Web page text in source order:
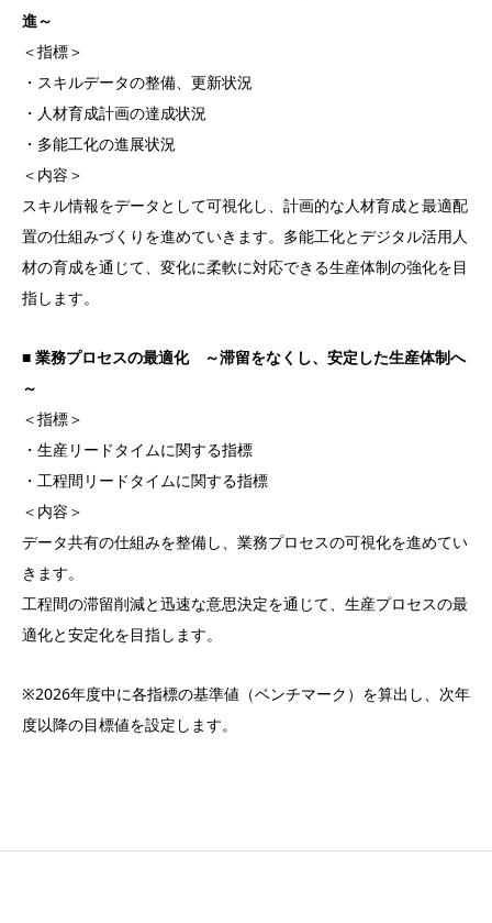
進～
＜指標＞
・スキルデータの整備、更新状況
・人材育成計画の達成状況
・多能工化の進展状況
＜内容＞
スキル情報をデータとして可視化し、計画的な人材育成と最適配
置の仕組みづくりを進めていきます。多能工化とデジタル活用人
材の育成を通じて、変化に柔軟に対応できる生産体制の強化を目
指します。
■ 業務プロセスの最適化 ～滞留をなくし、安定した生産体制へ
＜指標＞
・生産リードタイムに関する指標
・工程間リードタイムに関する指標
＜内容＞
データ共有の仕組みを整備し、業務プロセスの可視化を進めてい
きます。
工程間の滞留削減と迅速な意思決定を通じて、生産プロセスの最
適化と安定化を目指します。
※2026年度中に各指標の基準値（ベンチマーク）を算出し、次年
度以降の目標値を設定します。